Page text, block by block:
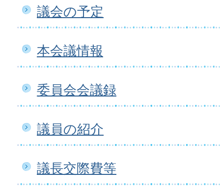
議会の予定
本会議情報
委員会会議録
議員の紹介
議長交際費等